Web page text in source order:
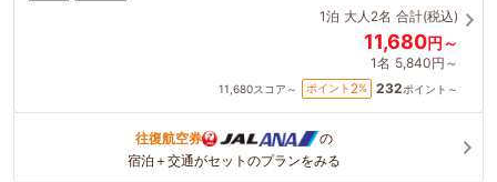
1泊 大人2名 合計(税込)
11,680円～
1名 5,840円～
11,680スコア～ ポイント 2% 232ポイント～
往復航空券
の
宿泊＋交通がセットのプランをみる